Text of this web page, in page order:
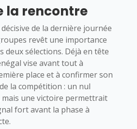
la rencontre
de la dernière journée
revêt une importance
deux sélections. Déjà en tête
vise avant tout à
place et à confirmer son
la compétition : un nul
une victoire permettrait
fort avant la phase à